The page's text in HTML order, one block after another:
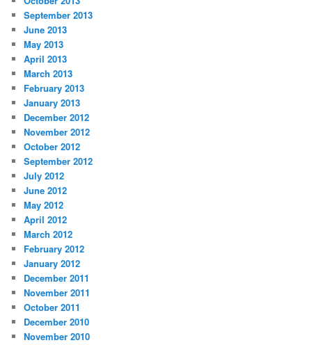
September 2013
June 2013
May 2013
April 2013
March 2013
February 2013
January 2013
December 2012
November 2012
October 2012
September 2012
July 2012
June 2012
May 2012
April 2012
March 2012
February 2012
January 2012
December 2011
November 2011
October 2011
December 2010
November 2010